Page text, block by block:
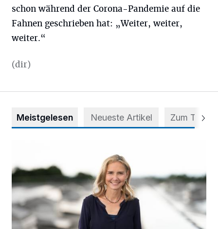
schon während der Corona-Pandemie auf die
Fahnen geschrieben hat: „Weiter, weiter,
weiter.“
(dir)
Meistgelesen Neueste Artikel Zum Thema